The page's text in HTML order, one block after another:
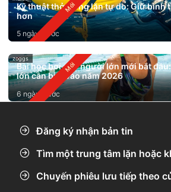
Kỹ thuật thở trong lặn tự do: Giữ bình
hơn
5 ngày trước
zoggs
Bài học bơi cho người lớn mới bắt
lớn cần biết vào năm 2026
6 ngày trước
Đăng ký nhận bản tin
Tìm một trung tâm lặn hoặc
Chuyến phiêu lưu tiếp theo